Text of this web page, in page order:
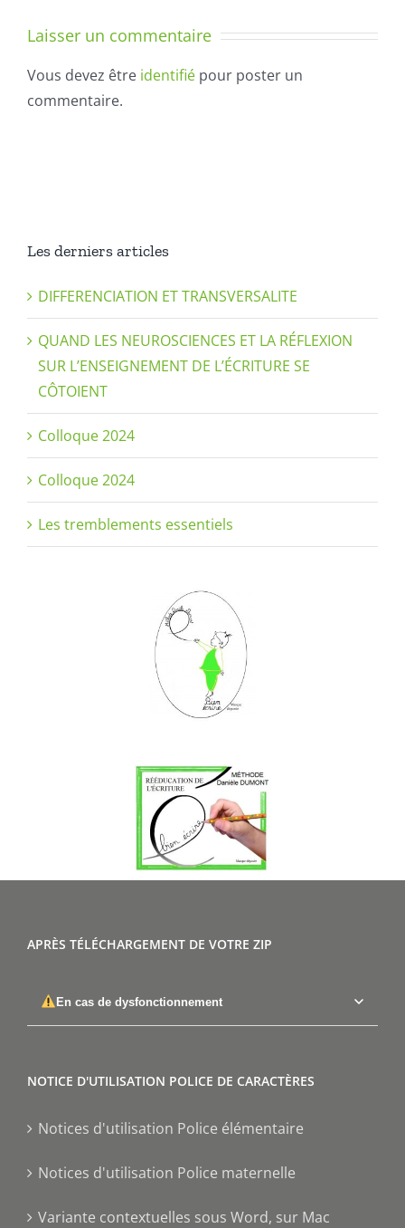
Laisser un commentaire
Vous devez être identifié pour poster un
commentaire.
Les derniers articles
DIFFERENCIATION ET TRANSVERSALITE
QUAND LES NEUROSCIENCES ET LA RÉFLEXION
SUR L’ENSEIGNEMENT DE L’ÉCRITURE SE
CÔTOIENT
Colloque 2024
Colloque 2024
Les tremblements essentiels
APRÈS TÉLÉCHARGEMENT DE VOTRE ZIP
En cas de dysfonctionnement
NOTICE D'UTILISATION POLICE DE CARACTÈRES
Notices d'utilisation Police élémentaire
Notices d'utilisation Police maternelle
Variante contextuelles sous Word, sur Mac